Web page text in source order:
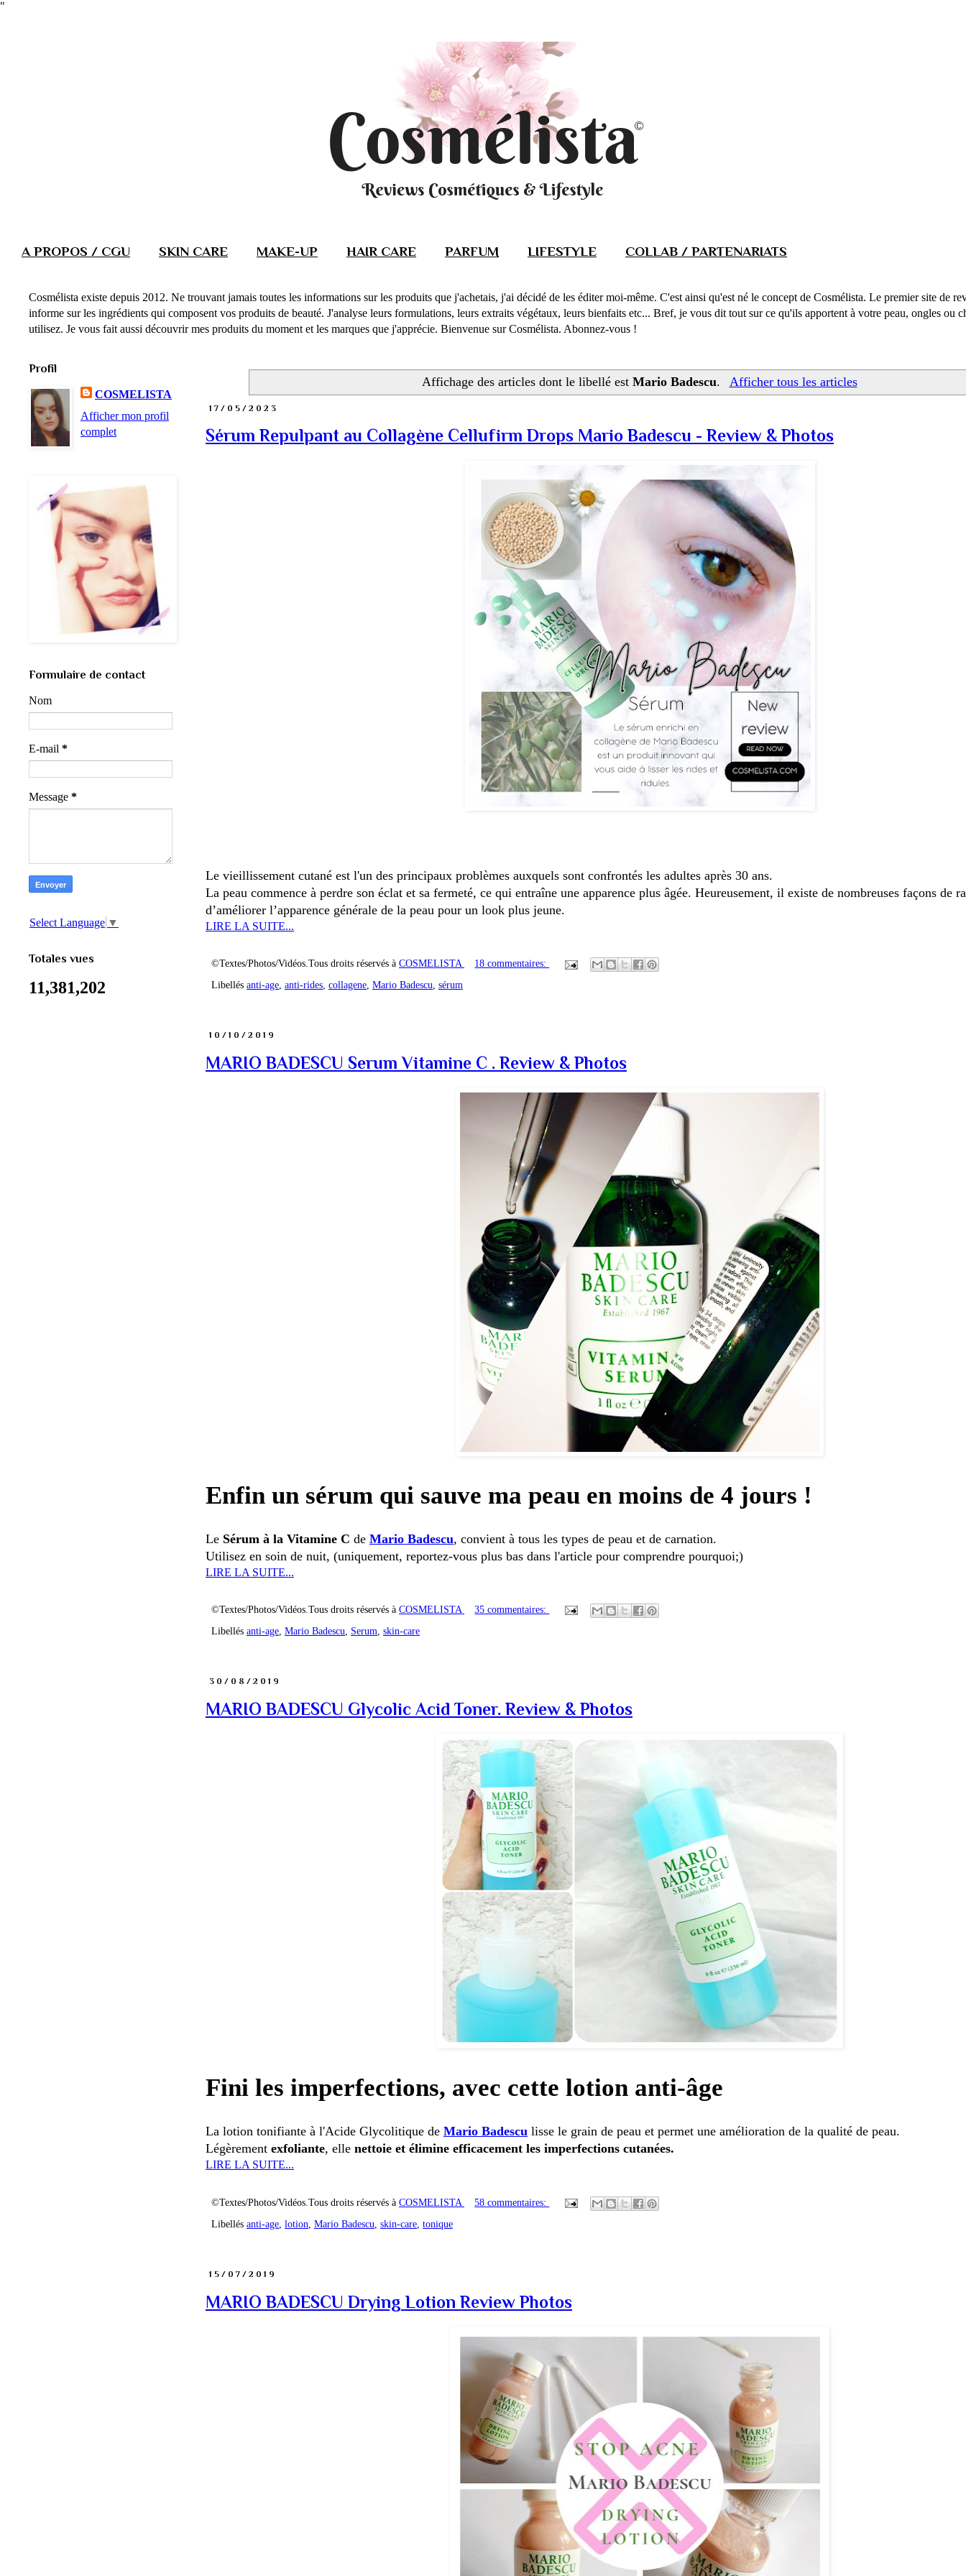
"
A PROPOS / CGU SKIN CARE MAKE-UP HAIR CARE PARFUM LIFESTYLE COLLAB / PARTENARIATS
Cosmélista existe depuis 2012. Ne trouvant jamais toutes les informations sur les produits que j'achetais, j'ai décidé de les éditer moi-même. C'est ainsi qu'est né le concept de Cosmélista. Le premier site de
informe sur les ingrédients qui composent vos produits de beauté. J'analyse leurs formulations, leurs extraits végétaux, leurs bienfaits etc... Bref, je vous dit tout sur ce qu'ils apportent à votre peau, ongles ou
utilisez. Je vous fait aussi découvrir mes produits du moment et les marques que j'apprécie. Bienvenue sur Cosmélista. Abonnez-vous !
Affichage des articles dont le libellé estMario Badescu. Afficher tous les articles
17/05/2023
Sérum Repulpant au Collagène Cellufirm Drops Mario Badescu - Review & Photos
Le vieillissement cutané est l'un des principaux problèmes auxquels sont confrontés les adultes après 30 ans.
La peau commence à perdre son éclat et sa fermeté, ce qui entraîne une apparence plus âgée. Heureusement, il existe de nombreuses façons de
d’améliorer l’apparence générale de la peau pour un look plus jeune.
LIRE LA SUITE...
©Textes/Photos/Vidéos.Tous droits réservés à COSMELISTA
18 commentaires:
Libellés anti-age anti-rides collagene Mario Badescu sérum
10/10/2019
MARIO BADESCU Serum Vitamine C . Review & Photos
Enfin un sérum qui sauve ma peau en moins de 4 jours !
Le Sérum à la Vitamine C de Mario Badescu, convient à tous les types de peau et de carnation.
Utilisez en soin de nuit, (uniquement, reportez-vous plus bas dans l'article pour comprendre pourquoi;)
LIRE LA SUITE...
©Textes/Photos/Vidéos.Tous droits réservés à COSMELISTA
35 commentaires:
Libellés anti-age Mario Badescu Serum skin-care
30/08/2019
MARIO BADESCU Glycolic Acid Toner. Review & Photos
Fini les imperfections, avec cette lotion anti-âge
La lotion tonifiante à l'Acide Glycolitique de Mario Badescu lisse le grain de peau et permet une amélioration de la qualité de peau.
Légèrement exfoliante, elle nettoie et élimine efficacement les imperfections cutanées.
LIRE LA SUITE...
©Textes/Photos/Vidéos.Tous droits réservés à COSMELISTA
58 commentaires:
Libellés anti-age lotion Mario Badescu skin-care tonique
15/07/2019
MARIO BADESCU Drying Lotion Review Photos
Profil
COSMELISTA
Afficher mon profil
complet
Formulaire de contact
Nom
E-mail *
Message *
Select Language ▼
Totales vues
11,381,202